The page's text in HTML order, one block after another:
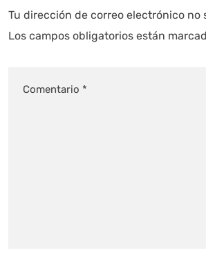
Tu dirección de correo electrónico no
Los campos obligatorios están